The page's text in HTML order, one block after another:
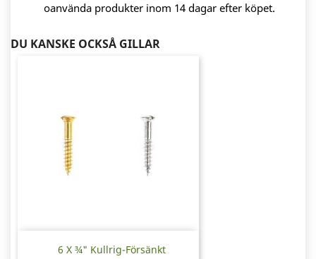
oanvända produkter inom 14 dagar efter köpet.
DU KANSKE OCKSÅ GILLAR
6 X ¾" Kullrig-Försänkt